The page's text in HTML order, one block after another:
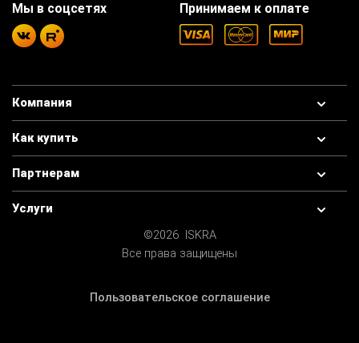
Компания
Как купить
Партнерам
Услуги
©2026 ISKRA
Все права защищены
Пользовательское соглашение
Принимаем к оплате
Мы в соцсетях